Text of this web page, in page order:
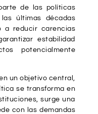
de las políticas
últimas décadas
a reducir carencias
estabilidad
potencialmente
un objetivo central,
se transforma en
surge una
con las demandas